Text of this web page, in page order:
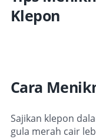
Klepon
Cara
Sajikan klepon
gula merah cair